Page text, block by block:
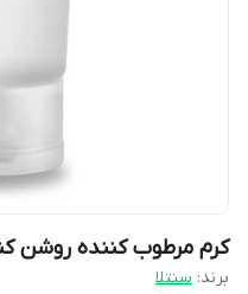
کرم مرطوب کننده روشن
برند: سنتلا